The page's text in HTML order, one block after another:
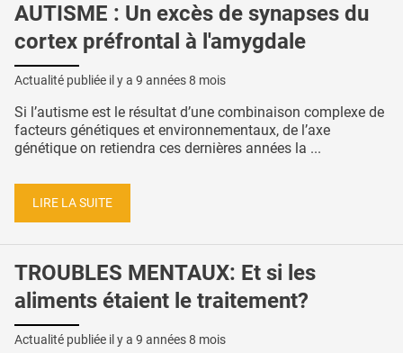
AUTISME : Un excès de synapses du
cortex préfrontal à l'amygdale
Actualité publiée il y a 9 années 8 mois
Si l’autisme est le résultat d’une combinaison complexe de
facteurs génétiques et environnementaux, de l’axe
génétique on retiendra ces dernières années la ...
LIRE LA SUITE
TROUBLES MENTAUX: Et si les
aliments étaient le traitement?
Actualité publiée il y a 9 années 8 mois